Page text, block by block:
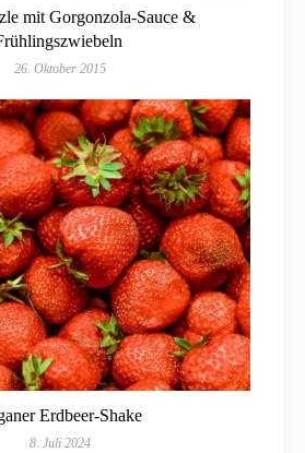
mit Gorgonzola-Sauce &
26. Oktober 2015
Erdbeer-Shake
8. Juli 2024